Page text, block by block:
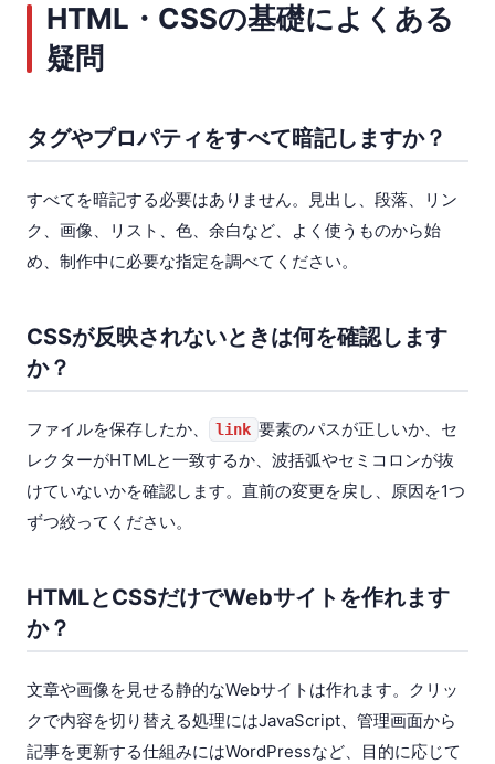
HTML・CSSの基礎によくある
疑問
タグやプロパティをすべて暗記しますか？
すべてを暗記する必要はありません。見出し、段落、リン
ク、画像、リスト、色、余白など、よく使うものから始
め、制作中に必要な指定を調べてください。
CSSが反映されないときは何を確認します
か？
ファイルを保存したか、 link 要素のパスが正しいか、セ
レクターがHTMLと一致するか、波括弧やセミコロンが抜
けていないかを確認します。直前の変更を戻し、原因を1つ
ずつ絞ってください。
HTMLとCSSだけでWebサイトを作れます
か？
文章や画像を見せる静的なWebサイトは作れます。クリッ
クで内容を切り替える処理にはJavaScript、管理画面から
記事を更新する仕組みにはWordPressなど、目的に応じて